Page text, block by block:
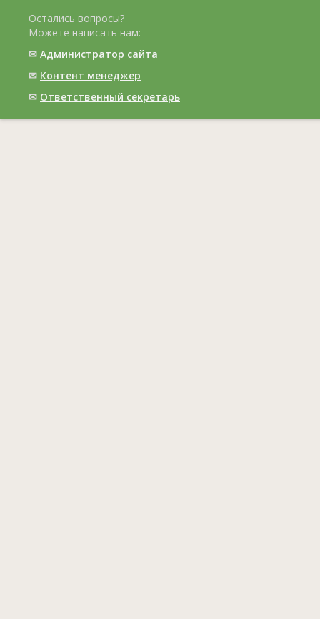
Остались вопросы?
Можете написать нам:
✉ Администратор сайта
✉ Контент менеджер
✉ Ответственный cекретарь